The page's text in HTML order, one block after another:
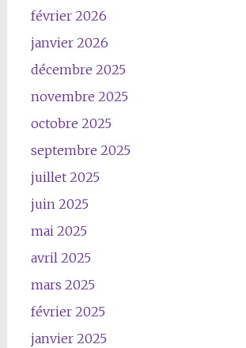
février 2026
janvier 2026
décembre 2025
novembre 2025
octobre 2025
septembre 2025
juillet 2025
juin 2025
mai 2025
avril 2025
mars 2025
février 2025
janvier 2025